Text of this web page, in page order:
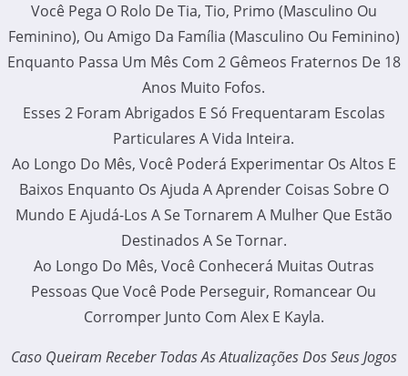
Você Pega O Rolo De Tia, Tio, Primo (Masculino Ou
Feminino), Ou Amigo Da Família (Masculino Ou Feminino)
Enquanto Passa Um Mês Com 2 Gêmeos Fraternos De 18
Anos Muito Fofos.
Esses 2 Foram Abrigados E Só Frequentaram Escolas
Particulares A Vida Inteira.
Ao Longo Do Mês, Você Poderá Experimentar Os Altos E
Baixos Enquanto Os Ajuda A Aprender Coisas Sobre O
Mundo E Ajudá-Los A Se Tornarem A Mulher Que Estão
Destinados A Se Tornar.
Ao Longo Do Mês, Você Conhecerá Muitas Outras
Pessoas Que Você Pode Perseguir, Romancear Ou
Corromper Junto Com Alex E Kayla.
Caso Queiram Receber Todas As Atualizações Dos Seus Jogos